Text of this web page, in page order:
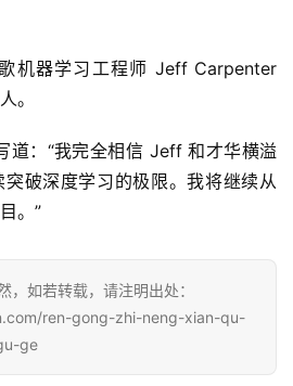
机器学习工程师 Jeff Carpenter
。
道：“我完全相信 Jeff 和才华横溢
破深度学习的极限。我将继续从
。”
，如若转载，请注明出处：
ren-gong-zhi-neng-xian-qu-
ge